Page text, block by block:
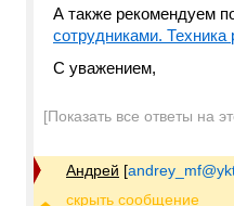
А также рекомендуем
сотрудниками. Техника
С уважением,
[Показать все ответы на
Андрей [